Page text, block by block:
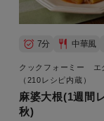
7分 中華風
クックフォーミー エ
（210レシピ内蔵）
麻婆大根(1週間
秋)